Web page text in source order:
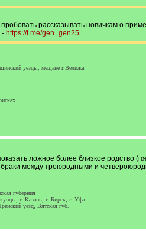
рассказывать новичкам о
- https://t.me/gen_gen25
уезды, мещане г.Велижа
ложное более близкое родство
между троюродными и
губерния
г. Казань, г. Бирск, г. Уфа
уезд, Вятская губ.